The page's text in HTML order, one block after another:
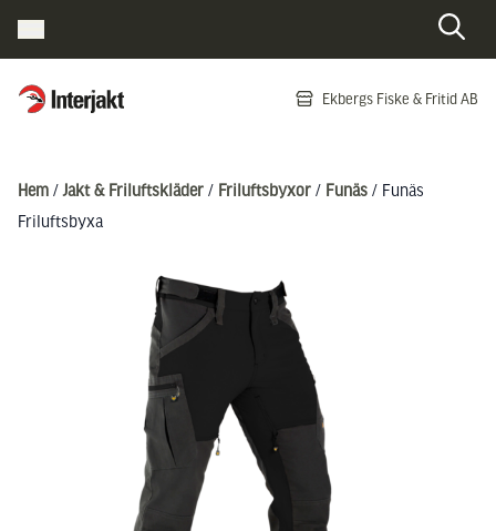
Interjakt SE Ekbergs Fiske & Fritid AB
Hem / Jakt & Friluftskläder / Friluftsbyxor / Funäs / Funäs
Friluftsbyxa